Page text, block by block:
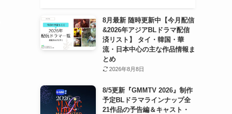
8月最新 随時更新中【今月配信
&2026年アジアBLドラマ配信
済リスト】 タイ・韓国・華
流・日本中心の主な作品情報ま
とめ
2026年8月8日
8/5更新『GMMTV 2026』制作
予定BLドラマラインナップ全
21作品の予告編＆キャスト・